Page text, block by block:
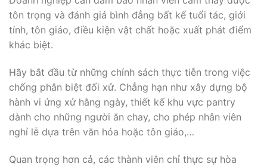
tôn trọng và đánh giá bình đẳng bất kể tuổi tác, giới
tính, tôn giáo, điều kiện vật chất hoặc xuất phát điểm
khác biệt.
Hãy bắt đầu từ những chính sách thực tiễn trong việc
chống phân biệt đối xử. Chẳng hạn như xây dựng bộ
hành vi ứng xử hằng ngày, thiết kế khu vực pantry
dành cho những người ăn chay, cho phép nhân viên
nghỉ lễ dựa trên văn hóa hoặc tôn giáo,…
Quan trọng hơn cả, các thành viên chỉ thực sự hòa